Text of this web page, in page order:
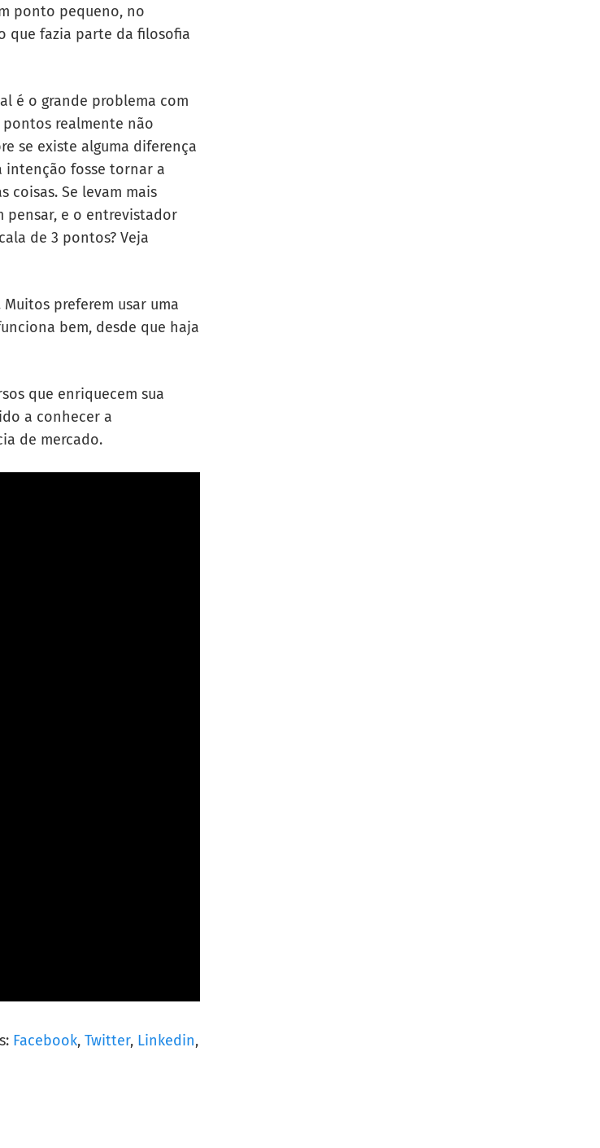
ponto pequeno, no
que fazia parte da filosofia
é o grande problema com
pontos realmente não
se existe alguma diferença
intenção fosse tornar a
coisas. Se levam mais
pensar, e o entrevistador
de 3 pontos? Veja
preferem usar uma
bem, desde que haja
que enriquecem sua
a conhecer a
de mercado.
Facebook, Twitter, Linkedin,